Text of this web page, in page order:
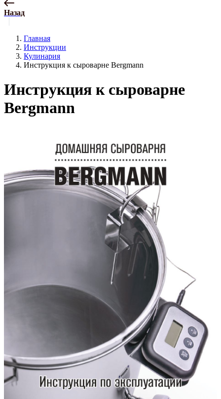
Назад
Главная
Инструкции
Кулинария
Инструкция к сыроварне Bergmann
Инструкция к сыроварне
Bergmann